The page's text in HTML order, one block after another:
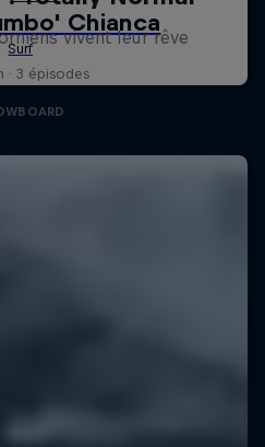
vivent leur rêve
· 3 épisodes